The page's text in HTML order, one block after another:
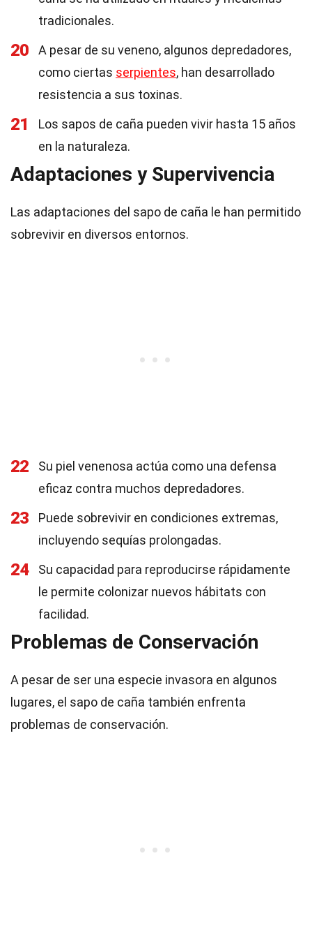
tradicionales.
20
A pesar de su veneno, algunos depredadores,
como ciertas serpientes, han desarrollado
resistencia a sus toxinas.
21
Los sapos de caña pueden vivir hasta 15 años
en la naturaleza.
Adaptaciones y Supervivencia
Las adaptaciones del sapo de caña le han permitido
sobrevivir en diversos entornos.
22
Su piel venenosa actúa como una defensa
eficaz contra muchos depredadores.
23
Puede sobrevivir en condiciones extremas,
incluyendo sequías prolongadas.
24
Su capacidad para reproducirse rápidamente
le permite colonizar nuevos hábitats con
facilidad.
Problemas de Conservación
A pesar de ser una especie invasora en algunos
lugares, el sapo de caña también enfrenta
problemas de conservación.